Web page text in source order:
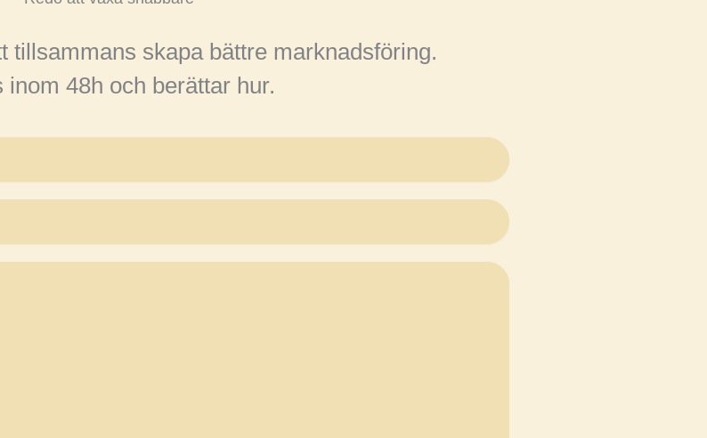
tillsammans skapa bättre marknadsföring.
48h och berättar hur.